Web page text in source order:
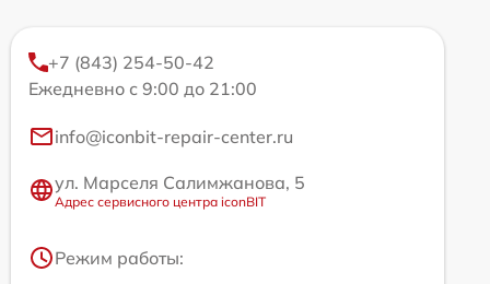
+7 (843) 254-50-42
Ежедневно с 9:00 до 21:00
info@iconbit-repair-center.ru
ул. Марселя Салимжанова, 5
Адрес сервисного центра iconBIT
Режим работы: